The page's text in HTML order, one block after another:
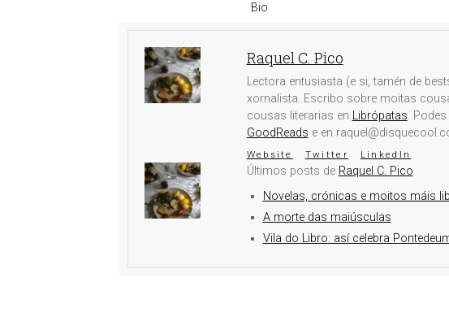
Bio
Raquel C. Pico
Lectora entusiasta (e si, tamén de
xornalista. Escribo sobre moitas
cousas literarias en Librópatas.
GoodReads e en
Website Twitter LinkedIn
Últimos posts de Raquel C. Pico
Novelas, crónicas e moitos máis
A morte das maiúsculas
Vila do Libro: así celebra